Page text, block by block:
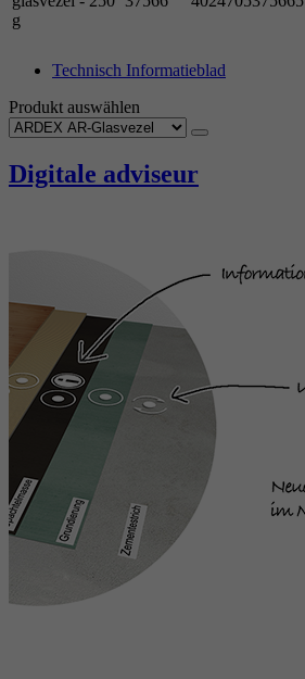
g
Technisch Informatieblad
Produkt auswählen
Digitale adviseur